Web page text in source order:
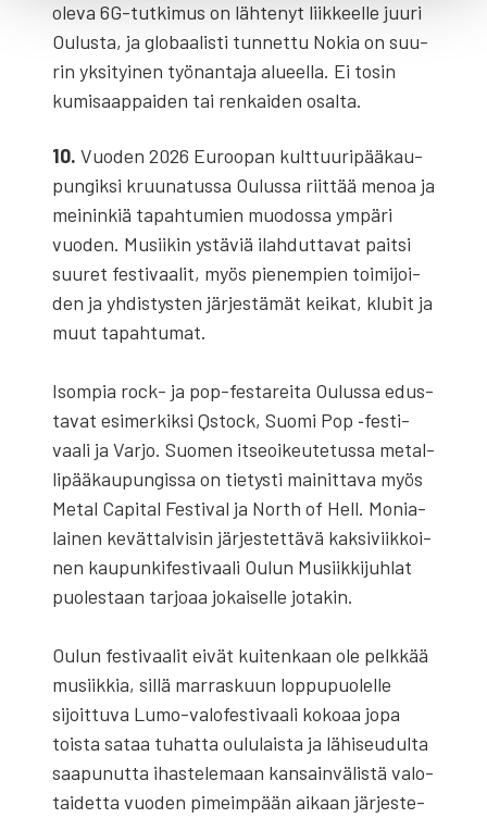
ole­va 6G-tut­ki­mus on läh­te­nyt liik­keel­le juu­ri
Oulus­ta, ja glo­baa­lis­ti tun­net­tu Nokia on suu­
rin yksi­tyi­nen työ­nan­ta­ja alu­eel­la. Ei tosin
kumi­saap­pai­den tai ren­kai­den osal­ta.
10. Vuo­den 2026 Euroo­pan kult­tuu­ri­pää­kau­
pun­gik­si kruu­na­tus­sa Oulus­sa riit­tää menoa ja
mei­nin­kiä tapah­tu­mien muo­dos­sa ympä­ri
vuo­den. Musii­kin ystä­viä ilah­dut­ta­vat pait­si
suu­ret fes­ti­vaa­lit, myös pie­nem­pien toi­mi­joi­
den ja yhdis­tys­ten jär­jes­tä­mät kei­kat, klu­bit ja
muut tapah­tu­mat.
Isom­pia rock- ja pop-fes­ta­rei­ta Oulus­sa edus­
ta­vat esi­mer­kik­si Qstock, Suo­mi Pop ‑fes­ti­
vaa­li ja Var­jo. Suo­men itseoi­keu­te­tus­sa metal­
li­pää­kau­pun­gis­sa on tie­tys­ti mai­nit­ta­va myös
Metal Capi­tal Fes­ti­val ja North of Hell. Monia­
lai­nen kevät­tal­vi­sin jär­jes­tet­tä­vä kak­si­viik­koi­
nen kau­pun­ki­fes­ti­vaa­li Oulun Musiik­ki­juh­lat
puo­les­taan tar­jo­aa jokai­sel­le jota­kin.
Oulun fes­ti­vaa­lit eivät kui­ten­kaan ole pelk­kää
musiik­kia, sil­lä mar­ras­kuun lop­pu­puo­lel­le
sijoit­tu­va Lumo-valo­fes­ti­vaa­li koko­aa jopa
tois­ta sataa tuhat­ta oulu­lais­ta ja lähi­seu­dul­ta
saa­pu­nut­ta ihas­te­le­maan kan­sain­vä­lis­tä valo­
tai­det­ta vuo­den pimeim­pään aikaan jär­jes­te­